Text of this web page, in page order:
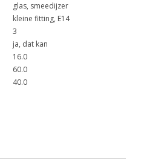
glas, smeedijzer
kleine fitting, E14
3
ja, dat kan
16.0
60.0
40.0